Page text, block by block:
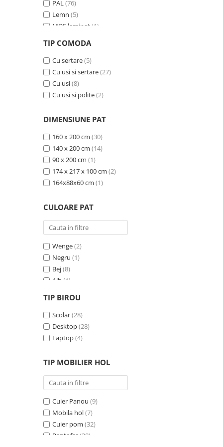
PAL(76)
Lemn (5)
MDF laminat (1)
MDF furniruit
Ceramica(15)
TIP COMODA
Cu sertare(5)
Cu usi si sertare(27)
Cu usi(8)
Cu usi si polite(2)
DIMENSIUNE PAT
160 x 200 cm (30)
140 x 200 cm (14)
90 x 200 cm (1)
174 x 217 x 100 cm (2)
164x88x60 cm (1)
CULOARE PAT
Wenge(2)
Negru (1)
Bej(8)
Alb (1)
Negru - Cires
Crem (7)
Albastru(1)
Pin(1)
TIP BIROU
Scolar(28)
Desktop(28)
Laptop(4)
TIP MOBILIER HOL
Cuier Panou (9)
Mobila hol(7)
Cuier pom (32)
Pantofar (30)